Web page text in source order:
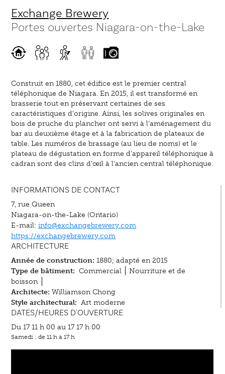
Exchange Brewery
Portes ouvertes Niagara-on-the-Lake
Construit en 1880, cet édifice est le premier central
téléphonique de Niagara. En 2015, il est transformé en
brasserie tout en préservant certaines de ses
caractéristiques d’origine. Ainsi, les solives originales en
bois de pruche du plancher ont servi à l’aménagement du
bar au deuxième étage et à la fabrication de plateaux de
table. Les numéros de brassage (au lieu de noms) et le
plateau de dégustation en forme d’appareil téléphonique à
cadran sont des clins d’œil à l’ancien central téléphonique.
INFORMATIONS DE CONTACT
7, rue Queen
Niagara-on-the-Lake (Ontario)
E-mail:info@exchangebrewery.com
https://exchangebrewery.com
ARCHITECTURE
Année de construction: 1880; adapté en 2015
Type de bâtiment: Commercial
Nourriture et de
boisson
Architecte: Williamson Chong
Style architectural: Art moderne
DATES/HEURES D'OUVERTURE
Du 17 11 h 00 au 17 17 h 00
Samedi : de 11 h à 17 h